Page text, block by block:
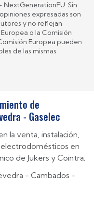
NextGenerationEU. Sin
expresadas son
y no reflejan
o la Comisión
Europea pueden
de las mismas.
de
- Gaselec
la venta, instalación,
en
de Jukers y Cointra.
- Cambados -